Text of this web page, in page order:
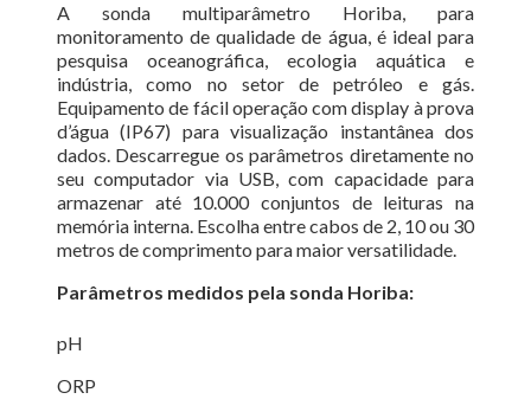
A sonda multiparâmetro Horiba, para
monitoramento de qualidade de água, é ideal para
pesquisa oceanográfica, ecologia aquática e
indústria, como no setor de petróleo e gás.
Equipamento de fácil operação com display à prova
d’água (IP67) para visualização instantânea dos
dados. Descarregue os parâmetros diretamente no
seu computador via USB, com capacidade para
armazenar até 10.000 conjuntos de leituras na
memória interna. Escolha entre cabos de 2, 10 ou 30
metros de comprimento para maior versatilidade.
Parâmetros medidos pela sonda Horiba:
pH
ORP